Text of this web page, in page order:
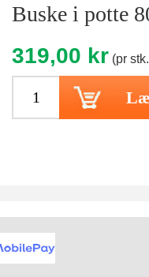
Buske i potte
319,00 kr (pr